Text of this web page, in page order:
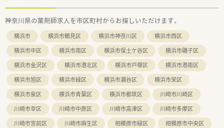
ます。
フランクな社長のもとで自由度の高い勤務を希望される方で
す。
【やりがい/おすすめポイント】
■一人薬剤師として自分の裁量で店舗を切り盛りできる点に大
きなやりがいがあり、事務員との協力体制も良好で安心感があり
ます。
■長期の夏期・冬期休暇があるため、プライベートを充実させな
がら仕事への意欲を高く保ち続けられる点は大きな魅力と言え
ます。
■クリニックとのマンツーマン体制により、医師との良好な関係
を築きやすく、地域のかかりつけ薬局としての誇りを持てます。
神奈川県の薬剤師求人を市区町村からお探しいただけます。
横浜市 横浜市鶴見区 横浜市神奈川区
横浜市西区
横浜市中区
横浜市南区 横浜市保土ケ谷区
横浜市磯子区
横浜市金沢区
横浜市港北区 横浜市戸塚区
横浜市港南区
横浜市旭区
横浜市緑区 横浜市瀬谷区
横浜市栄区
横浜市泉区
横浜市青葉区 横浜市都筑区
川崎市川崎区
川崎市幸区
川崎市中原区 川崎市高津区
川崎市多摩区
川崎市宮前区
川崎市麻生区 相模原市緑区
相模原市中央区